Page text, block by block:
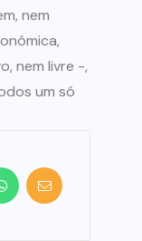
nem
nem livre -,
um só